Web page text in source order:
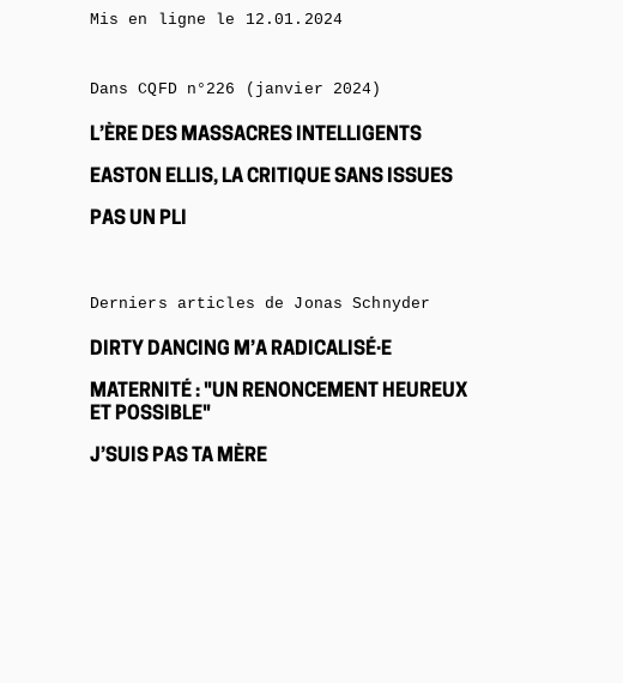
Mis en ligne le 12.01.2024
Dans CQFD n°226 (janvier 2024)
L’ÈRE DES MASSACRES INTELLIGENTS
EASTON ELLIS, LA CRITIQUE SANS ISSUES
PAS UN PLI
Derniers articles de Jonas Schnyder
DIRTY DANCING M’A RADICALISÉ·E
MATERNITÉ : "UN RENONCEMENT HEUREUX
ET POSSIBLE"
J’SUIS PAS TA MÈRE